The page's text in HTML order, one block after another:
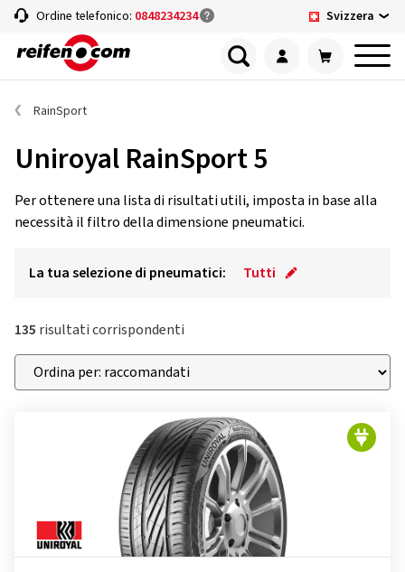
Ordine telefonico: 0848234234 Svizzera
RainSport
Uniroyal RainSport 5
Per ottenere una lista di risultati utili, imposta in base alla
necessità il filtro della dimensione pneumatici.
La tua selezione di pneumatici: Tutti
135 risultati corrispondenti